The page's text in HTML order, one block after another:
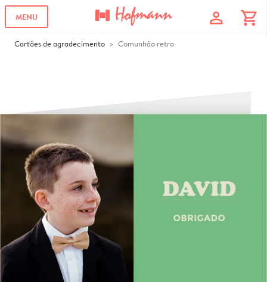
MENU profile shopping_cart
Cartões de agradecimento Comunhão retro